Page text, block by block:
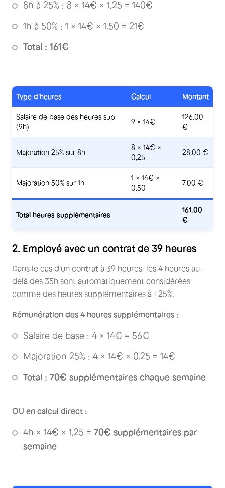
8h à 25% : 8 × 14€ × 1,25 = 140€
1h à 50% : 1 × 14€ × 1,50 = 21€
Total : 161€
Type d'heures Calcul Montant
Salaire de base des heures sup
(9h)
9 × 14€
126,00
€
Majoration 25% sur 8h
8 × 14€ ×
0,25
28,00 €
Majoration 50% sur 1h
1 × 14€ ×
0,50
7,00 €
Total heures supplémentaires
161,00
€
2. Employé avec un contrat de 39 heures
Dans le cas d'un contrat à 39 heures, les 4 heures au-
delà des 35h sont automatiquement considérées
comme des heures supplémentaires à +25%.
Rémunération des 4 heures supplémentaires :
Salaire de base : 4 × 14€ = 56€
Majoration 25% : 4 × 14€ × 0,25 = 14€
Total : 70€ supplémentaires chaque semaine
OU en calcul direct :
4h × 14€ × 1,25 = 70€ supplémentaires par
semaine